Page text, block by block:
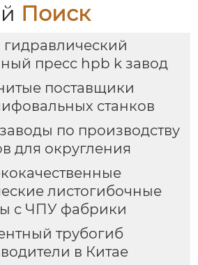
Поиск
гидравлический
пресс hpb k завод
поставщики
станков
по производству
для округления
листогибочные
с ЧПУ фабрики
трубогиб
в Китае